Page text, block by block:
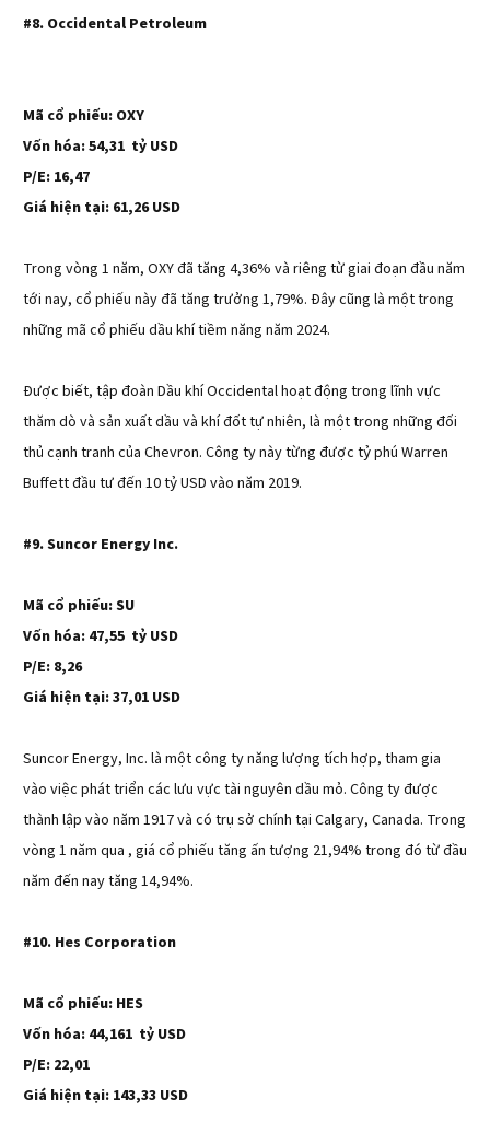
#8. Occidental Petroleum
Mã cổ phiếu: OXY
Vốn hóa: 54,31 tỷ USD
P/E: 16,47
Giá hiện tại: 61,26 USD
Trong vòng 1 năm, OXY đã tăng 4,36% và riêng từ giai đoạn đầu năm
tới nay, cổ phiếu này đã tăng trưởng 1,79%. Đây cũng là một trong
những mã cổ phiếu dầu khí tiềm năng năm 2024.
Được biết, tập đoàn Dầu khí Occidental hoạt động trong lĩnh vực
thăm dò và sản xuất dầu và khí đốt tự nhiên, là một trong những đối
thủ cạnh tranh của Chevron. Công ty này từng được tỷ phú Warren
Buffett đầu tư đến 10 tỷ USD vào năm 2019.
#9. Suncor Energy Inc.
Mã cổ phiếu: SU
Vốn hóa: 47,55 tỷ USD
P/E: 8,26
Giá hiện tại: 37,01 USD
Suncor Energy, Inc. là một công ty năng lượng tích hợp, tham gia
vào việc phát triển các lưu vực tài nguyên dầu mỏ. Công ty được
thành lập vào năm 1917 và có trụ sở chính tại Calgary, Canada. Trong
vòng 1 năm qua , giá cổ phiếu tăng ấn tượng 21,94% trong đó từ đầu
năm đến nay tăng 14,94%.
#10. Hes Corporation
Mã cổ phiếu: HES
Vốn hóa: 44,161 tỷ USD
P/E: 22,01
Giá hiện tại: 143,33 USD